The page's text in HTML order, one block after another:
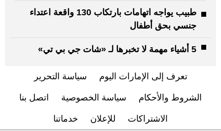
طبيب يواجه اتهامات بارتكاب 130 واقعة اعتداء
جنسي بحق أطفال
5 أشياء مهمة لا تخبرها لـ «شات جي بي تي»
تعرف إلى الإمارات اليوم سياسة التحرير
الشروط والأحكام سياسة الخصوصية اتصل بنا
الاشتراكات للإعلان خدماتنا